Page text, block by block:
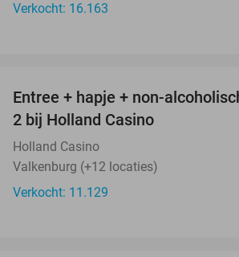
Verkocht: 16.163
Entree + hapje + non-
2 bij Holland Casino
Holland Casino
Valkenburg (+12 locaties)
Verkocht: 11.129